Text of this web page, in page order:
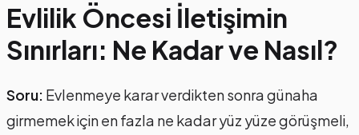
Evlilik Öncesi İletişimin
Sınırları: Ne Kadar ve Nasıl?
Soru: Evlenmeye karar verdikten sonra günaha
girmemek için en fazla ne kadar yüz yüze görüşmeli,